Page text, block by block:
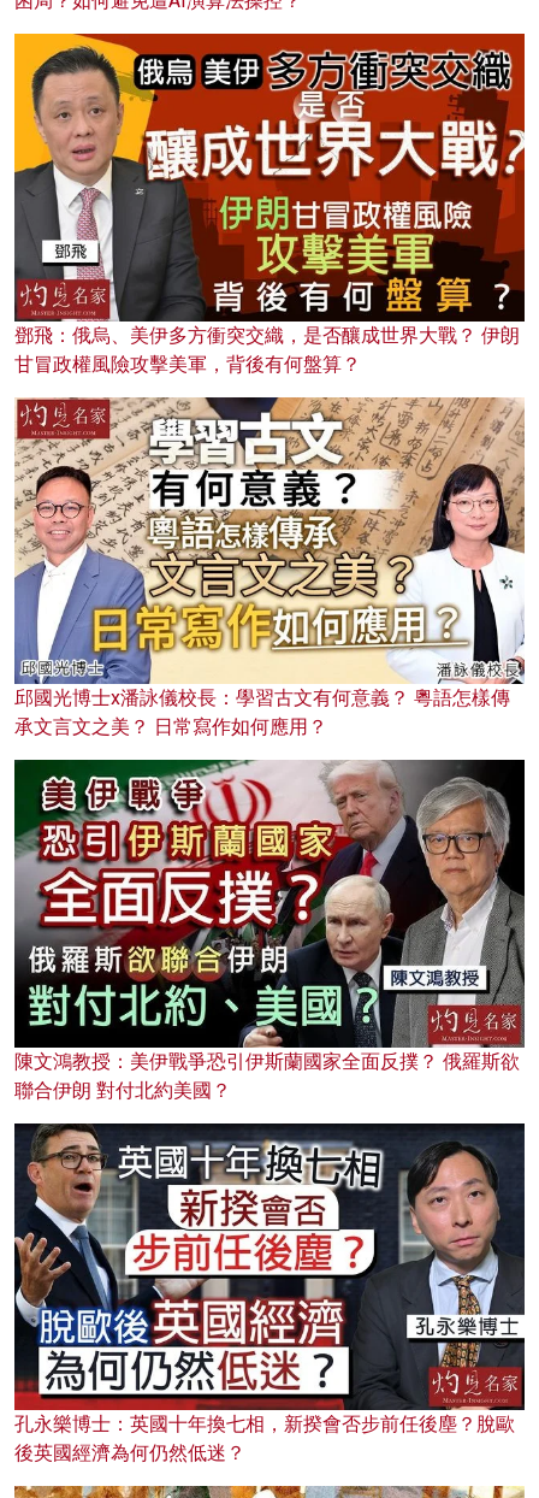
鄧飛：俄烏、美伊多方衝突交織，是否釀成世界大戰？ 伊朗
甘冒政權風險攻擊美軍，背後有何盤算？
邱國光博士x潘詠儀校長：學習古文有何意義？ 粵語怎樣傳
承文言文之美？ 日常寫作如何應用？
陳文鴻教授：美伊戰爭恐引伊斯蘭國家全面反撲？ 俄羅斯欲
聯合伊朗 對付北約美國？
孔永樂博士：英國十年換七相，新揆會否步前任後塵？脫歐
後英國經濟為何仍然低迷？